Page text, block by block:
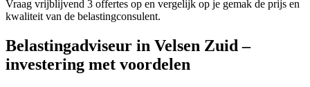
Vraag vrijblijvend 3 offertes op en vergelijk op je gemak de prijs en
kwaliteit van de belastingconsulent.
Belastingadviseur in Velsen Zuid –
investering met voordelen